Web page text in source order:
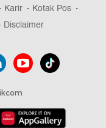
Karir
Kotak Pos
Disclaimer